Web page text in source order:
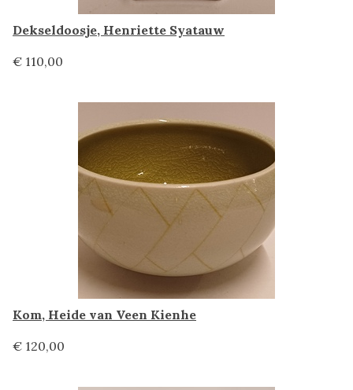
Dekseldoosje, Henriette Syatauw
€ 110,00
Kom, Heide van Veen Kienhe
€ 120,00